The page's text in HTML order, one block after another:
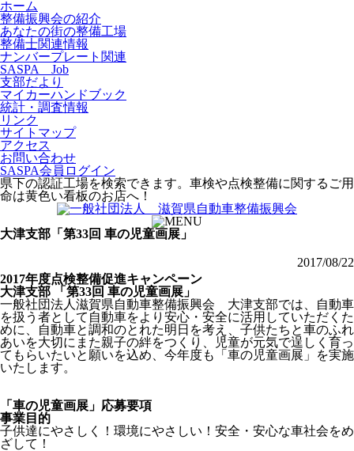
ホーム
整備振興会の紹介
あなたの街の整備工場
整備士関連情報
ナンバープレート関連
SASPA Job
支部だより
マイカーハンドブック
統計・調査情報
リンク
サイトマップ
アクセス
お問い合わせ
SASPA会員ログイン
県下の認証工場を検索できます。車検や点検整備に関するご用
命は黄色い看板のお店へ！
大津支部「第33回 車の児童画展」
2017/08/22
2017年度点検整備促進キャンペーン
大津支部 「第33回 車の児童画展」
一般社団法人滋賀県自動車整備振興会 大津支部では、自動車
を扱う者として自動車をより安心・安全に活用していただくた
めに、自動車と調和のとれた明日を考え、子供たちと車のふれ
あいを大切にまた親子の絆をつくり、児童が元気で逞しく育っ
てもらいたいと願いを込め、今年度も「車の児童画展」を実施
いたします。
「車の児童画展」応募要項
事業目的
子供達にやさしく！環境にやさしい！安全・安心な車社会をめ
ざして！